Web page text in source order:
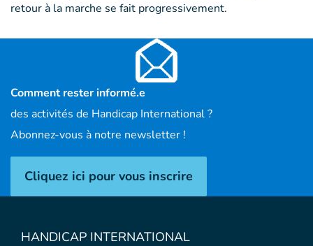
retour à la marche se fait progressivement.
Comment rester informé.e
des activités de Handicap International ?
Abonnez-vous à notre newsletter !
Cliquez ici pour vous inscrire
HANDICAP INTERNATIONAL